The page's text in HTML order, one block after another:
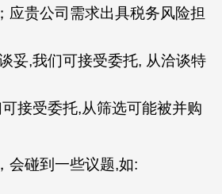
应贵公司需求出具税务风险担
妥,我们可接受委托, 从洽谈特
接受委托,从筛选可能被并购
会碰到一些议题,如: